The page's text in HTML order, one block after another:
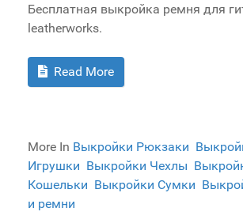
Бесплатная выкройка ремня для
leatherworks.
Read More
More In Выкройки Рюкзаки
Игрушки Выкройки Чехлы
Кошельки Выкройки Сумки
и ремни